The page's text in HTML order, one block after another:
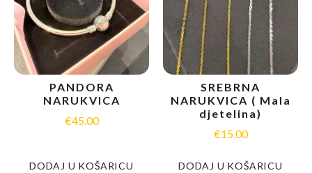
PANDORA
NARUKVICA
€45.00
DODAJ U KOŠARICU
SREBRNA
NARUKVICA ( Mala
djetelina)
€15.00
DODAJ U KOŠARICU